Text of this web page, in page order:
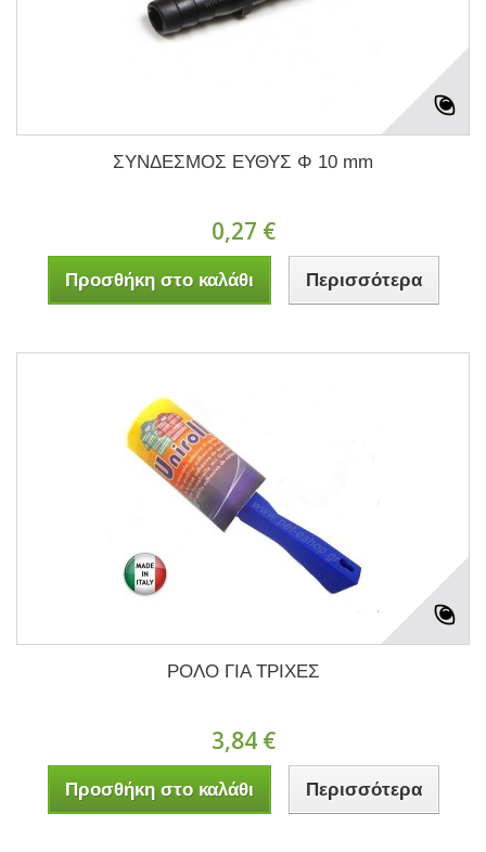
ΣΥΝΔΕΣΜΟΣ ΕΥΘΥΣ Φ 10 mm
0,27 €
Προσθήκη στο καλάθι Περισσότερα
ΡΟΛΟ ΓΙΑ ΤΡΙΧΕΣ
3,84 €
Προσθήκη στο καλάθι Περισσότερα